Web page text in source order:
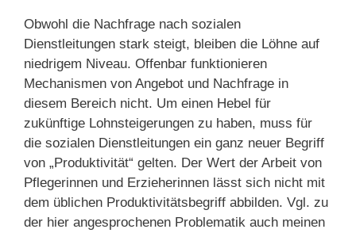
Obwohl die Nachfrage nach sozialen
Dienstleitungen stark steigt, bleiben die Löhne auf
niedrigem Niveau. Offenbar funktionieren
Mechanismen von Angebot und Nachfrage in
diesem Bereich nicht. Um einen Hebel für
zukünftige Lohnsteigerungen zu haben, muss für
die sozialen Dienstleitungen ein ganz neuer Begriff
von „Produktivität“ gelten. Der Wert der Arbeit von
Pflegerinnen und Erzieherinnen lässt sich nicht mit
dem üblichen Produktivitätsbegriff abbilden. Vgl. zu
der hier angesprochenen Problematik auch meinen